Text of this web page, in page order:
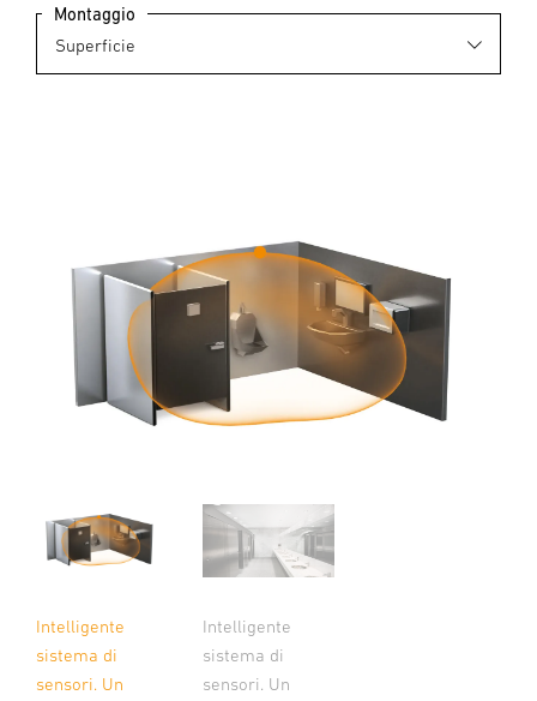
Montaggio
Intelligente
sistema di
sensori. Un
Intelligente
sistema di
sensori. Un